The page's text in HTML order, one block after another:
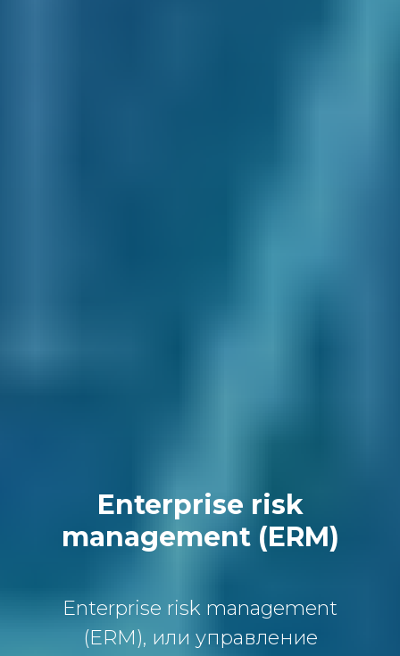
Enterprise risk
management (ERM)
Enterprise risk management
(ERM), или упрaвление